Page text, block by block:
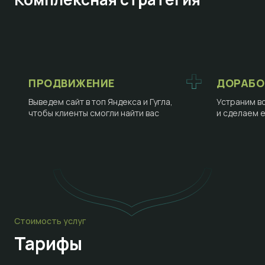
ПРОДВИЖЕНИЕ
Выведем сайт в топ Яндекса и Гугла,
чтобы клиенты смогли найти вас
Устраним
и сделаем
Стоимость услуг
Тарифы